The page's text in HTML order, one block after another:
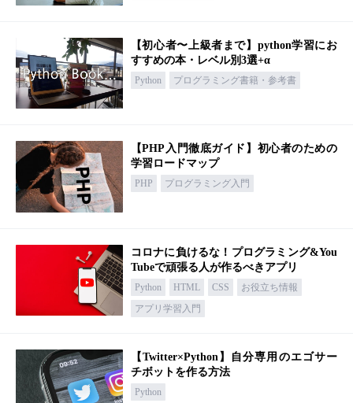
【初心者〜上級者まで】python学習にお
すすめの本・レベル別3選+α
Python プログラミング書籍・参考書
【PHP入門徹底ガイド】初心者のための
学習ロードマップ
PHP プログラミング入門
コロナに負けるな！プログラミング&You
Tubeで頑張る人が作るべきアプリ
Python HTML CSS
お役立ち情報
アプリ学習入門
【Twitter×Python】自分専用のエゴサー
チボットを作る方法
Python